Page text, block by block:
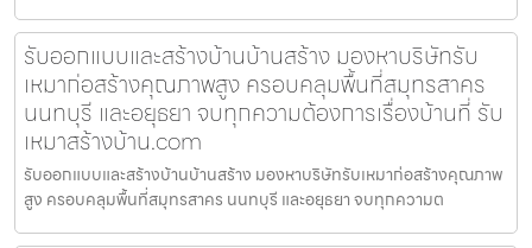
รับออกแบบและสร้างบ้านบ้านสร้าง มองหาบริษัทรับ
เหมาก่อสร้างคุณภาพสูง ครอบคลุมพื้นที่สมุทรสาคร
นนทบุรี และอยุธยา จบทุกความต้องการเรื่องบ้านที่ รับ
เหมาสร้างบ้าน.com
รับออกแบบและสร้างบ้านบ้านสร้าง มองหาบริษัทรับเหมาก่อสร้างคุณภาพ
สูง ครอบคลุมพื้นที่สมุทรสาคร นนทบุรี และอยุธยา จบทุกความต